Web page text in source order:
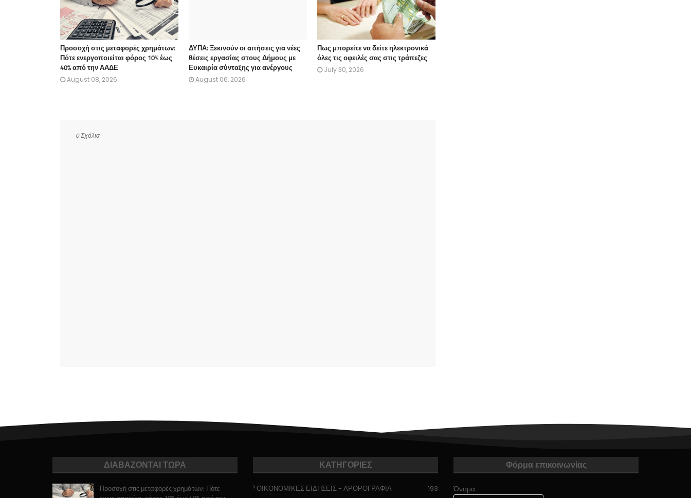
Προσοχή στις μεταφορές χρημάτων:
Πότε ενεργοποιείται φόρος 10% έως
40% από την ΑΑΔΕ
August 08, 2026
ΔΥΠΑ: Ξεκινούν οι αιτήσεις για νέες
θέσεις εργασίας στους Δήμους με
Ευκαιρία σύνταξης για ανέργους
August 06, 2026
Πως μπορείτε να δείτε ηλεκτρονικά
όλες τις οφειλές σας στις τράπεζες
July 30, 2026
0 Σχόλια
ΔΙΑΒΑΖΟΝΤΑΙ ΤΩΡΑ
Προσοχή στις μεταφορές χρημάτων: Πότε
ΚΑΤΗΓΟΡΙΕΣ
ΟΙΚΟΝΟΜΙΚΕΣ ΕΙΔΗΣΕΙΣ - ΑΡΘΡΟΓΡΑΦΙΑ 193
Φόρμα επικοινωνίας
Όνομα